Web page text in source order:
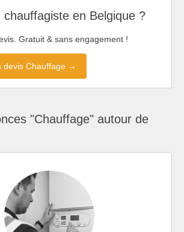
chauffagiste en Belgique ?
Gratuit & sans engagement !
devis Chauffage →
"Chauffage" autour de